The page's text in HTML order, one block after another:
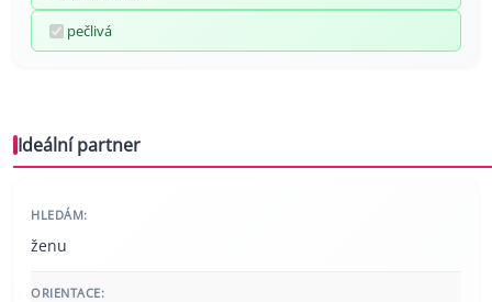
pečlivá
Ideální partner
HLEDÁM:
ženu
ORIENTACE: